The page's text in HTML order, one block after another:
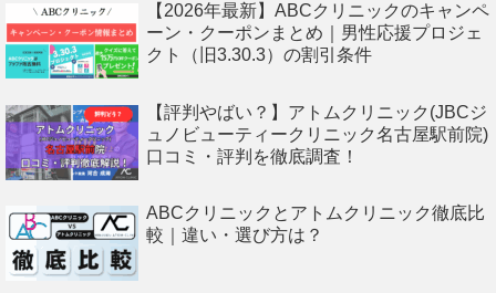
【2026年最新】ABCクリニックのキャンペ
ーン・クーポンまとめ｜男性応援プロジェ
クト（旧3.30.3）の割引条件
【評判やばい？】アトムクリニック(JBCジ
ュノビューティークリニック名古屋駅前院)
口コミ・評判を徹底調査！
ABCクリニックとアトムクリニック徹底比
較｜違い・選び方は？